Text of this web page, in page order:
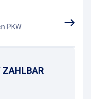
PKW
ZAHLBAR